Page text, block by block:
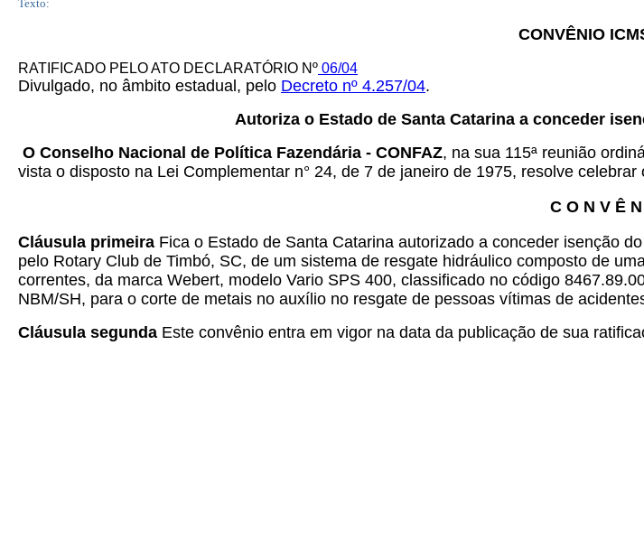
Texto:
CONVÊNIO
RATIFICADO PELO ATO DECLARATÓRIO Nº 06/04
Divulgado, no âmbito estadual, pelo Decreto nº 4.257/04.
Autoriza o Estado de Santa Catarina a conceder
O Conselho Nacional de Política Fazendária - CONFAZ, na sua 115ª reunião
vista o disposto na Lei Complementar n° 24, de 7 de janeiro de 1975, resolve celebrar
C O N V Ê
Cláusula primeira Fica o Estado de Santa Catarina autorizado a conceder isenção
pelo Rotary Club de Timbó, SC, de um sistema de resgate hidráulico composto de
correntes, da marca Webert, modelo Vario SPS 400, classificado no código
NBM/SH, para o corte de metais no auxílio no resgate de pessoas vítimas de
Cláusula segunda Este convênio entra em vigor na data da publicação de sua